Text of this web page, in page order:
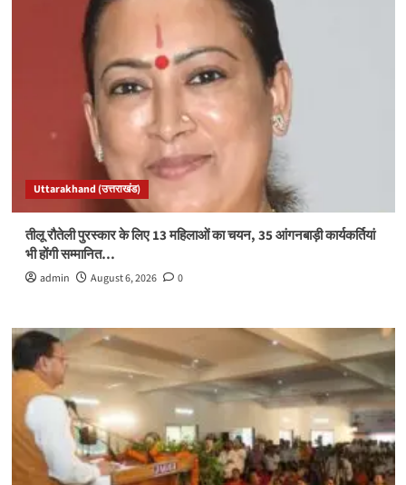
Uttarakhand (उत्तराखंड)
तीलू रौतेली पुरस्कार के लिए 13 महिलाओं का चयन, 35 आंगनबाड़ी कार्यकर्तियां
भी होंगी सम्मानित…
admin August 6, 2026 0